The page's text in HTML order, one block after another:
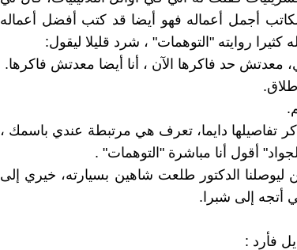
أجمل أعماله فهو أيضا قد كتب أفضل أعماله
روايته "التوهمات" ، شرد قليلا ليقول:
معدتش حد فاكرها الآن ، أنا أيضا معدتش فاكرها.
تفاصيلها دايما، تعرف هي مرتبطة عندي باسمك ،
أقول أنا مباشرة "التوهمات" .
ليوصلنا الدكتور طلعت شاهين بسيارته، خيري إلى
أتجه إلى شبرا.
فأرد :